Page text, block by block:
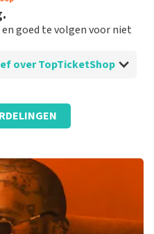
goed te volgen voor niet
over TopTicketShop
TopTicketShop